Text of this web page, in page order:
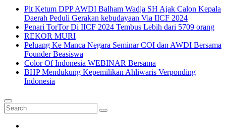
Plt Ketum DPP AWDI Balham Wadja SH Ajak Calon Kepala
Daerah Peduli Gerakan kebudayaan Via IICF 2024
Penari TorTor Di IICF 2024 Tembus Lebih dari 5709 orang
REKOR MURI
Peluang Ke Manca Negara Seminar COI dan AWDI Bersama
Founder Beasiswa
Color Of Indonesia WEBINAR Bersama
BHP Mendukung Kepemilikan Ahliwaris Verponding
Indonesia